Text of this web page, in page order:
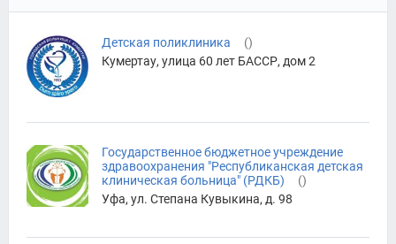
Детская поликлиника ()
Кумертау, улица 60 лет БАССР, дом 2
Государственное бюджетное учреждение
здравоохранения "Республиканская детская
клиническая больница" (РДКБ)
()
Уфа, ул. Степана Кувыкина, д. 98